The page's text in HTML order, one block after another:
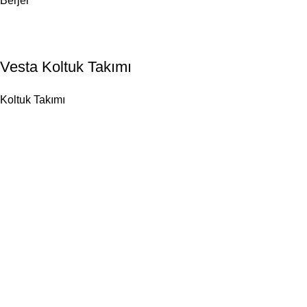
Vesta Koltuk Takımı
Koltuk Takımı